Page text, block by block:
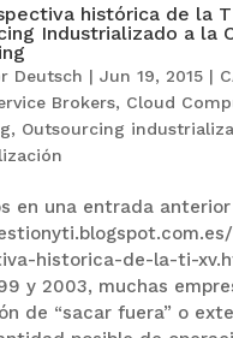
histórica de la
Industrializado a la
Deutsch | Jun 19, 2015|
Brokers, Cloud
, Outsourcing
en una entrada anterior
historica-de-la-ti-
y 2003, muchas
de “sacar fuera” o